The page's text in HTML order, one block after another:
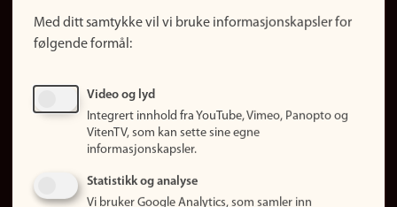
Finn studier
Ledige stillinger
Om nettstedet
Med ditt samtykke vil vi bruke informasjonskapsler for
følgende formål:
Video og lyd
Integrert innhold fra YouTube, Vimeo, Panopto og
VitenTV, som kan sette sine egne
informasjonskapsler.
Statistikk og analyse
Vi bruker Google Analytics, som samler inn